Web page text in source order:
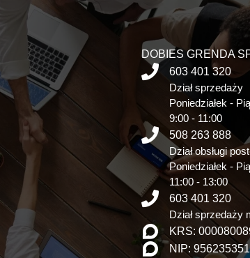
DOBIES GRENDA
603 401 320
Dział sprzedaży
Poniedziałek -
9:00 - 11:00
508 263 888
Dział obsługi
Poniedziałek -
11:00 - 13:00
603 401 320
Dział sprzedaży
KRS:
NIP: